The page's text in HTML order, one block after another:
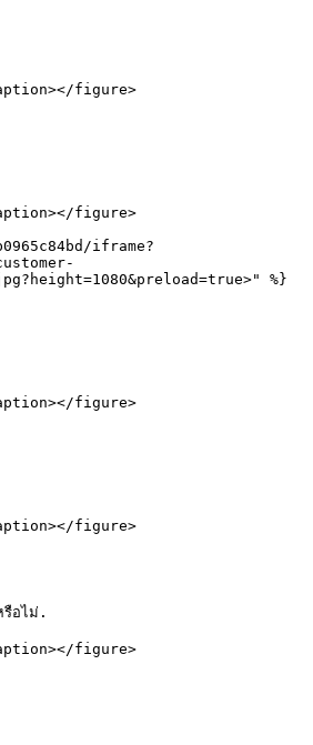
figure>
figure>
iframe?
%}
figure>
figure>
รือไม่.
figure>